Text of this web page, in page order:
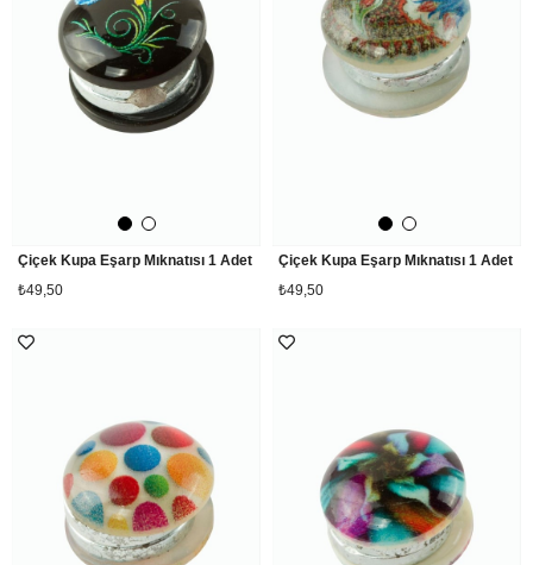
Çiçek Kupa Eşarp Mıknatısı 1 Adet
₺49,50
Çiçek Kupa Eşarp Mıknatısı 1 Adet
₺49,50